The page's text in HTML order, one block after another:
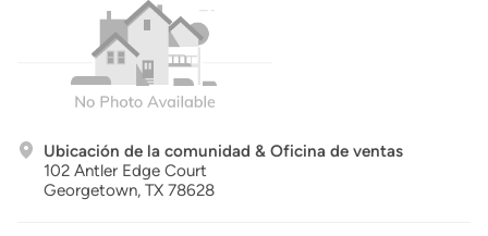
Ubicación de la comunidad & Oficina de ventas
102 Antler Edge Court
Georgetown, TX 78628